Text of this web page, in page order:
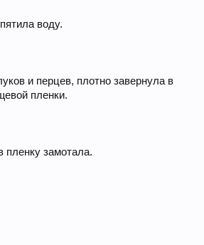
воду.
и перцев, плотно завернула в
пленки.
замотала.